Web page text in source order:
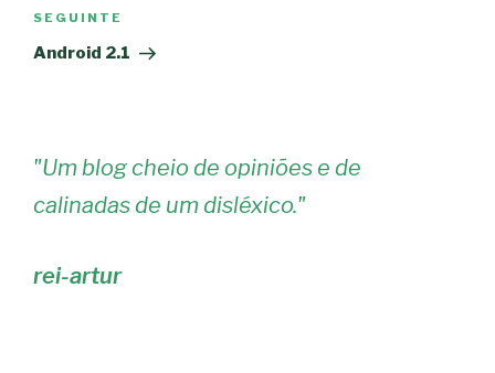
Conteúdo
seguinte
SEGUINTE
Android 2.1
"Um blog cheio de opiniões e de
calinadas de um disléxico."
rei-artur